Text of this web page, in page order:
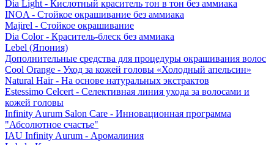
Dia Light - Кислотный краситель тон в тон без аммиака
INOA - Стойкое окрашивание без аммиака
Majirel - Стойкое окрашивание
Dia Color - Краситель-блеск без аммиака
Lebel (Япония)
Дополнительные средства для процедуры окрашивания волос
Cool Orange - Уход за кожей головы «Холодный апельсин»
Natural Hair - На основе натуральных экстрактов
Estessimo Celcert - Селективная линия ухода за волосами и
кожей головы
Infinity Aurum Salon Care - Инновационная программа
"Абсолютное счастье"
IAU Infinity Aurum - Аромалиния